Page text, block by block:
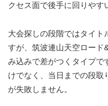
クセス面で後手に回りやす
大会探しの段階ではタイト
すが、筑波連山天空ロード
み込みで差がつくタイプで
けでなく、当日までの段取
が失敗しません。